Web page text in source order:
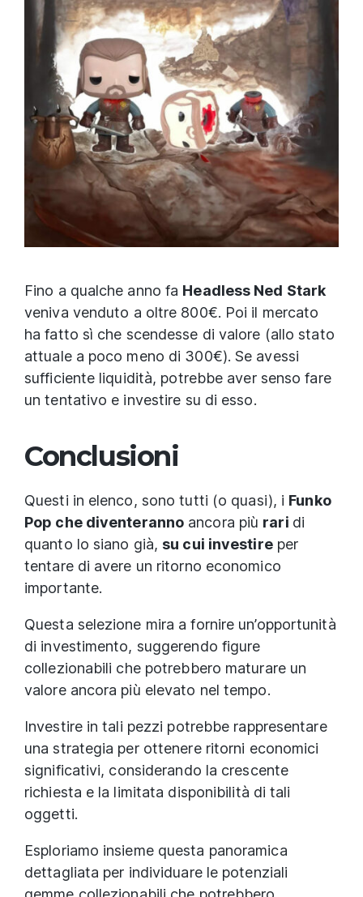
Fino a qualche anno fa Headless Ned Stark
veniva venduto a oltre 800€. Poi il mercato
ha fatto sì che scendesse di valore (allo stato
attuale a poco meno di 300€). Se avessi
sufficiente liquidità, potrebbe aver senso fare
un tentativo e investire su di esso.
Conclusioni
Questi in elenco, sono tutti (o quasi), i Funko
Pop che diventeranno ancora più rari di
quanto lo siano già, su cui investireper
tentare di avere un ritorno economico
importante.
Questa selezione mira a fornire un’opportunità
di investimento, suggerendo figure
collezionabili che potrebbero maturare un
valore ancora più elevato nel tempo.
Investire in tali pezzi potrebbe rappresentare
una strategia per ottenere ritorni economici
significativi, considerando la crescente
richiesta e la limitata disponibilità di tali
oggetti.
Esploriamo insieme questa panoramica
dettagliata per individuare le potenziali